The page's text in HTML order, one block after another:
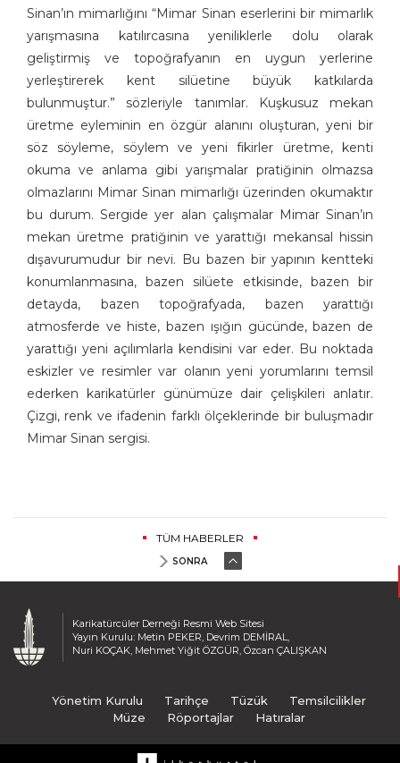
Sinan’ın mimarlığını “Mimar Sinan eserlerini bir mimarlık
yarışmasına katılırcasına yeniliklerle dolu olarak
geliştirmiş ve topoğrafyanın en uygun yerlerine
yerleştirerek kent silüetine büyük katkılarda
bulunmuştur.” sözleriyle tanımlar. Kuşkusuz mekan
üretme eyleminin en özgür alanını oluşturan, yeni bir
söz söyleme, söylem ve yeni fikirler üretme, kenti
okuma ve anlama gibi yarışmalar pratiğinin olmazsa
olmazlarını Mimar Sinan mimarlığı üzerinden okumaktır
bu durum. Sergide yer alan çalışmalar Mimar Sinan’ın
mekan üretme pratiğinin ve yarattığı mekansal hissin
dışavurumudur bir nevi. Bu bazen bir yapının kentteki
konumlanmasına, bazen silüete etkisinde, bazen bir
detayda, bazen topoğrafyada, bazen yarattığı
atmosferde ve histe, bazen ışığın gücünde, bazen de
yarattığı yeni açılımlarla kendisini var eder. Bu noktada
eskizler ve resimler var olanın yeni yorumlarını temsil
ederken karikatürler günümüze dair çelişkileri anlatır.
Çizgi, renk ve ifadenin farklı ölçeklerinde bir buluşmadır
Mimar Sinan sergisi.
TÜM HABERLER
SONRA
Karikatürcüler Derneği Resmi Web Sitesi
Yayın Kurulu: Metin PEKER, Devrim DEMİRAL,
Nuri KOÇAK, Mehmet Yiğit ÖZGÜR, Özcan ÇALIŞKAN
Yönetim Kurulu Tarihçe Tüzük
Temsilcilikler
Müze
Röportajlar Hatıralar